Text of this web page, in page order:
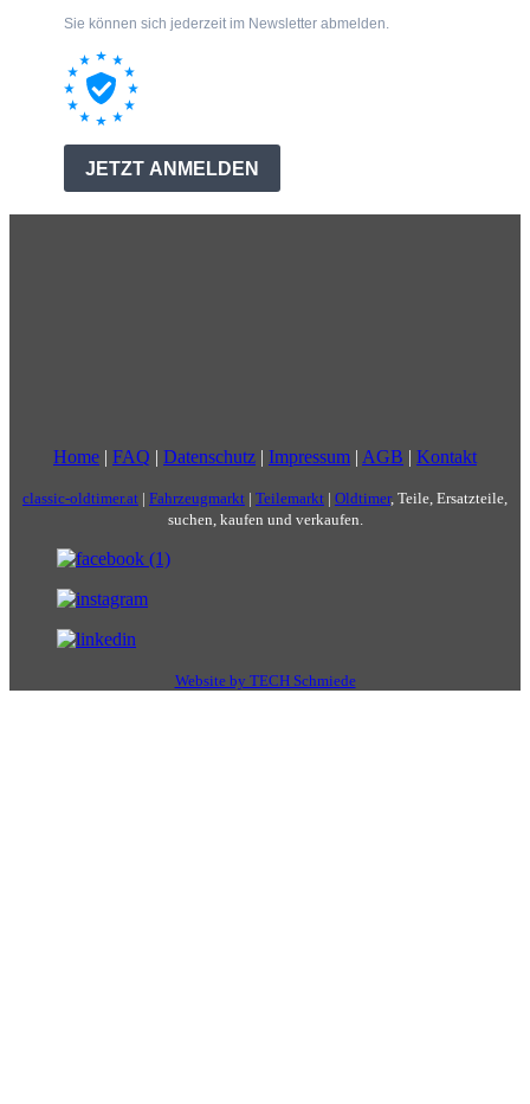
Home | FAQ | Datenschutz | Impressum | AGB | Kontakt
classic-oldtimer.at | Fahrzeugmarkt | Teilemarkt | Oldtimer, Teile, Ersatzteile,
suchen, kaufen und verkaufen.
Website by TECH Schmiede